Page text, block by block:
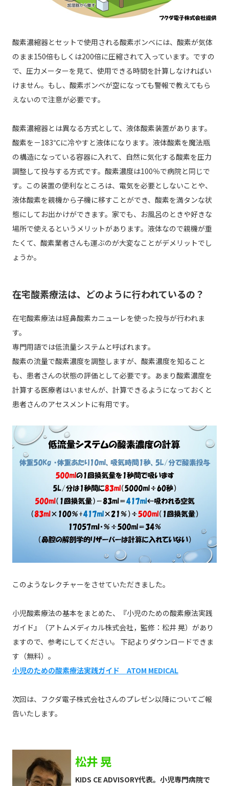
酸素濃縮器とセットで使用される酸素ボンベには、酸素が気体
のまま150倍もしくは200倍に圧縮されて入っています。ですの
で、圧力メーターを見て、使用できる時間を計算しなければい
けません。もし、酸素ボンベが空になっても警報で教えてもら
えないので注意が必要です。
酸素濃縮器とは異なる方式として、液体酸素装置があります。
酸素を－183℃に冷やすと液体になります。液体酸素を魔法瓶
の構造になっている容器に入れて、自然に気化する酸素を圧力
調整して投与する方式です。酸素濃度は100％で病院と同じで
す。この装置の便利なところは、電気を必要としないことや、
液体酸素を親機から子機に移すことができ、酸素を満タンな状
態にしてお出かけができます。家でも、お風呂のときや好きな
場所で使えるというメリットがあります。液体なので親機が重
たくて、酸素業者さんも運ぶのが大変なことがデメリットでし
ょうか。
在宅酸素療法は、どのように行われているの？
在宅酸素療法は経鼻酸素カニューレを使った投与が行われま
す。
専門用語では低流量システムと呼ばれます。
酸素の流量で酸素濃度を調整しますが、酸素濃度を知ること
も、患者さんの状態の評価として必要です。あまり酸素濃度を
計算する医療者はいませんが、計算できるようになっておくと
患者さんのアセスメントに有用です。
このようなレクチャーをさせていただきました。
小児酸素療法の基本をまとめた、『小児のための酸素療法実践
ガイド』（アトムメディカル株式会社，監修：松井 晃）があり
ますので、参考にしてください。 下記よりダウンロードできま
す（無料）。
小児のための酸素療法実践ガイド ATOM MEDICAL
次回は、フクダ電子株式会社さんのプレゼン以降についてご報
告いたします。
松井 晃
KIDS CE ADVISORY代表。小児専門病院で